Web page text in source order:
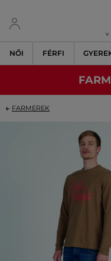
NŐI FÉRFI
FARMEREK